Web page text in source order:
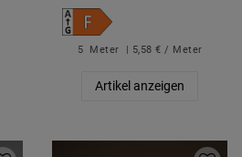
5 Meter | 5,58 € / Meter
Artikel anzeigen